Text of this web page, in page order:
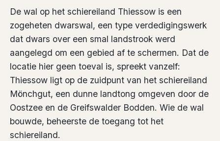
De wal op het schiereiland Thiessow is een
zogeheten dwarswal, een type verdedigingswerk
dat dwars over een smal landstrook werd
aangelegd om een gebied af te schermen. Dat de
locatie hier geen toeval is, spreekt vanzelf:
Thiessow ligt op de zuidpunt van het schiereiland
Mönchgut, een dunne landtong omgeven door de
Oostzee en de Greifswalder Bodden. Wie de wal
bouwde, beheerste de toegang tot het
schiereiland.